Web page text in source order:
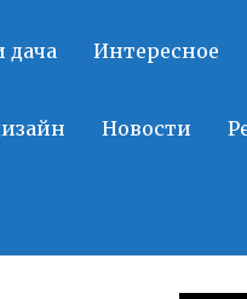
дача Интересное
Новости